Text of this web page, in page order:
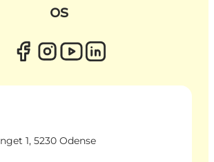
os
1, 5230 Odense